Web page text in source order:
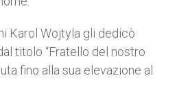
Karol Wojtyla gli dedicò
titolo “Fratello del nostro
fino alla sua elevazione al